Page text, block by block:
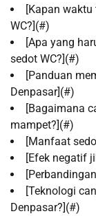
[Kapan
WC?](#)
[Apa yang
sedot WC?](#)
[Panduan
Denpasar](#)
[Bagaimana
mampet?](#)
[Manfaat
[Efek negatif
[Teknologi
Denpasar?](#)